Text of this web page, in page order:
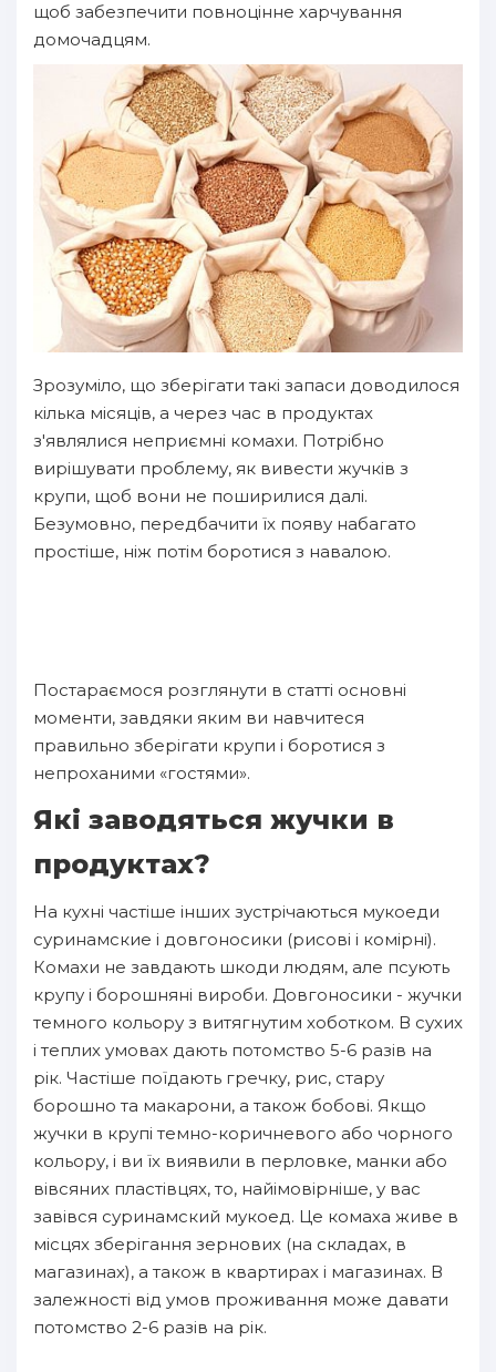
щоб забезпечити повноцінне харчування
домочадцям.
Зрозуміло, що зберігати такі запаси доводилося
кілька місяців, а через час в продуктах
з'являлися неприємні комахи. Потрібно
вирішувати проблему, як вивести жучків з
крупи, щоб вони не поширилися далі.
Безумовно, передбачити їх появу набагато
простіше, ніж потім боротися з навалою.
Постараємося розглянути в статті основні
моменти, завдяки яким ви навчитеся
правильно зберігати крупи і боротися з
непроханими «гостями».
Які заводяться жучки в
продуктах?
На кухні частіше інших зустрічаються мукоеди
суринамские і довгоносики (рисові і комірні).
Комахи не завдають шкоди людям, але псують
крупу і борошняні вироби. Довгоносики - жучки
темного кольору з витягнутим хоботком. В сухих
і теплих умовах дають потомство 5-6 разів на
рік. Частіше поїдають гречку, рис, стару
борошно та макарони, а також бобові. Якщо
жучки в крупі темно-коричневого або чорного
кольору, і ви їх виявили в перловке, манки або
вівсяних пластівцях, то, найімовірніше, у вас
завівся суринамский мукоед. Це комаха живе в
місцях зберігання зернових (на складах, в
магазинах), а також в квартирах і магазинах. В
залежності від умов проживання може давати
потомство 2-6 разів на рік.